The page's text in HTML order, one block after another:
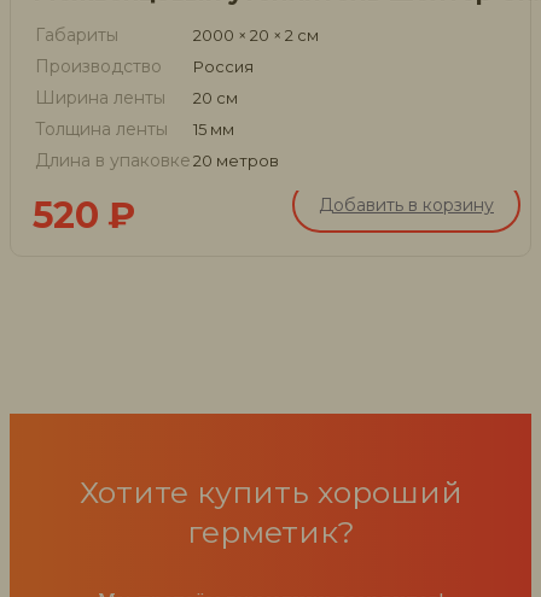
Габариты 2000 × 20 × 2 см
Производство Россия
Ширина ленты 20 см
Толщина ленты 15 мм
Длина в упаковке20 метров
520 ₽ Добавить в корзину
Хотите купить хороший
герметик?